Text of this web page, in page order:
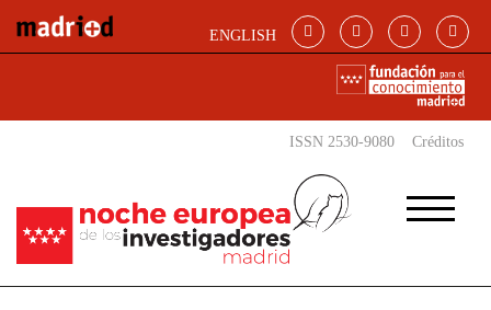
ENGLISH
ISSN 2530-9080 Créditos